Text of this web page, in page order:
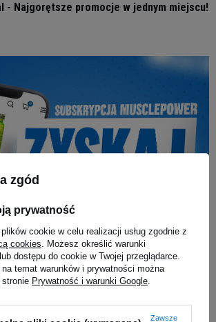
- Najgorętsze promocje w jednym miejscu!
zgód
prywatność
cookie w celu realizacji usług zgodnie z
cookies. Możesz określić warunki
dostępu do cookie w Twojej przeglądarce.
temat warunków i prywatności można
Prywatność i warunki Google.
Zawsze